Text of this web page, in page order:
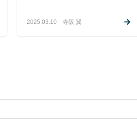
弾力性と耐久性が向上することを
品の提供に取り組んでいます。
2025.03.10 寺阪 翼